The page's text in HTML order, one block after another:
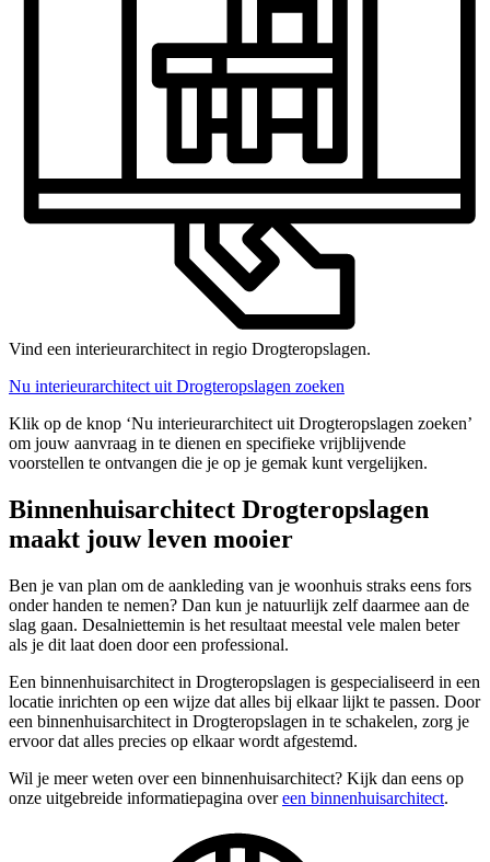
Vind een interieurarchitect in regio Drogteropslagen.
Nu interieurarchitect uit Drogteropslagen zoeken
Klik op de knop ‘Nu interieurarchitect uit Drogteropslagen zoeken’
om jouw aanvraag in te dienen en specifieke vrijblijvende
voorstellen te ontvangen die je op je gemak kunt vergelijken.
Binnenhuisarchitect Drogteropslagen
maakt jouw leven mooier
Ben je van plan om de aankleding van je woonhuis straks eens fors
onder handen te nemen? Dan kun je natuurlijk zelf daarmee aan de
slag gaan. Desalniettemin is het resultaat meestal vele malen beter
als je dit laat doen door een professional.
Een binnenhuisarchitect in Drogteropslagen is gespecialiseerd in een
locatie inrichten op een wijze dat alles bij elkaar lijkt te passen. Door
een binnenhuisarchitect in Drogteropslagen in te schakelen, zorg je
ervoor dat alles precies op elkaar wordt afgestemd.
Wil je meer weten over een binnenhuisarchitect? Kijk dan eens op
onze uitgebreide informatiepagina overeen binnenhuisarchitect.